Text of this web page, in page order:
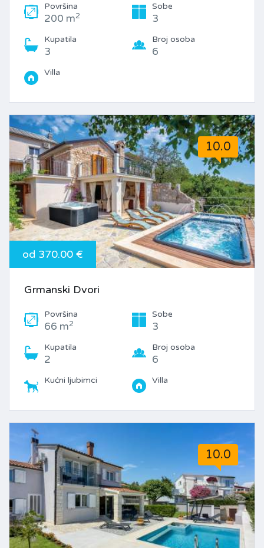
Površina
200 m2
Sobe
3
Kupatila
3
Broj osoba
6
Villa
10.0
od 370.00 €
Grmanski Dvori
Površina
66 m2
Sobe
3
Kupatila
2
Broj osoba
6
Kućni ljubimci Villa
10.0